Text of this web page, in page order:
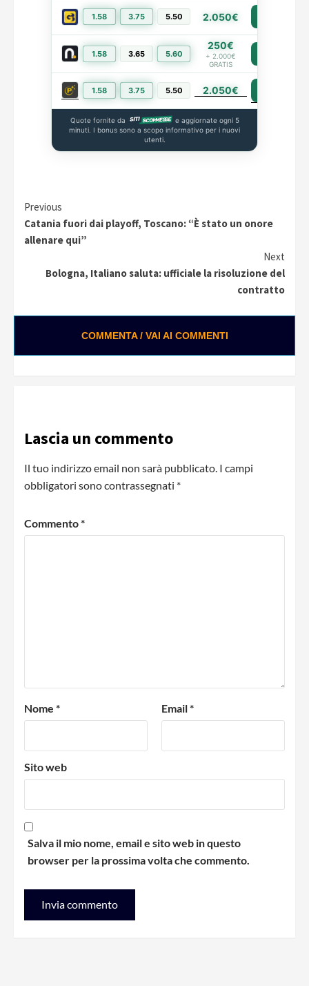
1.58 3.75 5.50 2.050€
1.58 3.65 5.60
250€
+ 2.000€
GRATIS
1.58 3.75 5.50 2.050€
Quote fornite da
e aggiornate ogni 5
minuti. I bonus sono a scopo informativo per i nuovi
utenti.
Continue
Reading
Previous
Catania fuori dai playoff, Toscano: “È stato un onore
allenare qui”
Next
Bologna, Italiano saluta: ufficiale la risoluzione del
contratto
COMMENTA / VAI AI COMMENTI
Lascia un commento
Il tuo indirizzo email non sarà pubblicato. I campi
obbligatori sono contrassegnati *
Commento*
Nome * Email*
Sito web
Salva il mio nome, email e sito web in questo
browser per la prossima volta che commento.